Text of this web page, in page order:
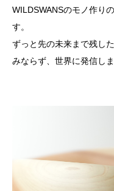
WILDSWANSのモノ作り
す。
ずっと先の未来まで残し
みならず、世界に発信しま